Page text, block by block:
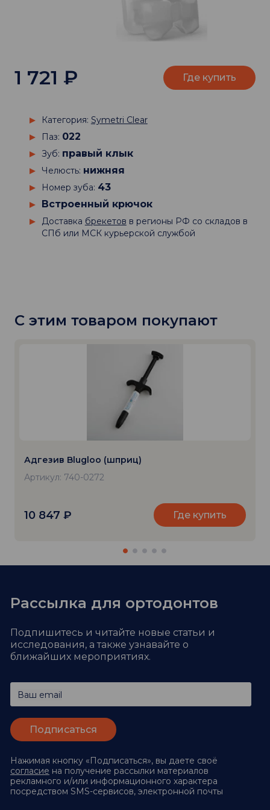
Категория: Symetri Clear
Паз: 022
Зуб: правый клык
Челюсть: нижняя
Номер зуба: 43
Встроенный крючок
Доставка брекетов в регионы РФ со складов в
СПб или МСК курьерской службой
1 721 ₽ Где купить
С этим товаром покупают
Адгезив Blugloo (шприц)
Артикул: 740-0272
10 847 ₽ Где купить
Рассылка для ортодонтов
Подпишитесь и читайте новые статьи и
исследования, а также узнавайте о
ближайших мероприятиях.
Ваш email
Нажимая кнопку «Подписаться», вы даете своё
согласие на получение рассылки материалов
рекламного и/или информационного характера
посредством SMS-сервисов, электронной почты